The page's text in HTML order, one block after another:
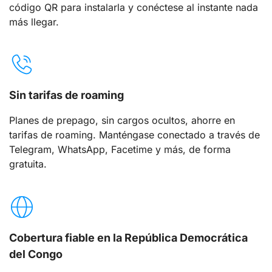
código QR para instalarla y conéctese al instante nada
más llegar.
Sin tarifas de roaming
Planes de prepago, sin cargos ocultos, ahorre en
tarifas de roaming. Manténgase conectado a través de
Telegram, WhatsApp, Facetime y más, de forma
gratuita.
Cobertura fiable en la República Democrática
del Congo